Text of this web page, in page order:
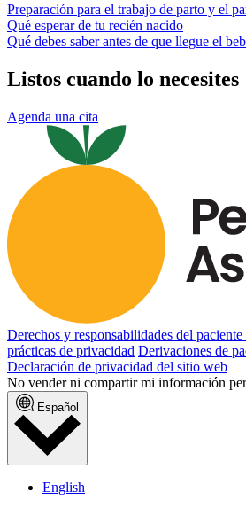
Preparación para el trabajo de parto y el
Qué esperar de tu recién nacido
Qué debes saber antes de que llegue el
Listos cuando lo necesites
Agenda una cita
Derechos y responsabilidades del
prácticas de privacidad Derivaciones de
Declaración de privacidad del sitio web
No vender ni compartir mi información
Español
English